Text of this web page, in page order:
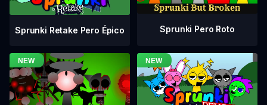
Sprunki Retake Pero Épico Sprunki Pero Roto